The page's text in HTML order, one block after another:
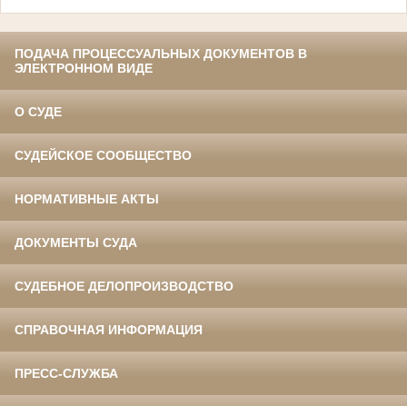
ПОДАЧА ПРОЦЕССУАЛЬНЫХ ДОКУМЕНТОВ В
ЭЛЕКТРОННОМ ВИДЕ
О СУДЕ
СУДЕЙСКОЕ СООБЩЕСТВО
НОРМАТИВНЫЕ АКТЫ
ДОКУМЕНТЫ СУДА
СУДЕБНОЕ ДЕЛОПРОИЗВОДСТВО
СПРАВОЧНАЯ ИНФОРМАЦИЯ
ПРЕСС-СЛУЖБА